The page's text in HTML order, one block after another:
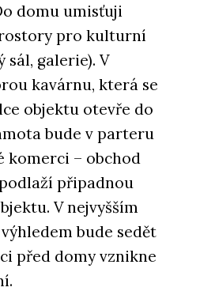
domu umisťuji
pro kulturní
sál, galerie). V
kavárnu, která se
objektu otevře do
bude v parteru
komerci – obchod
připadnou
V nejvyšším
bude sedět
před domy vznikne